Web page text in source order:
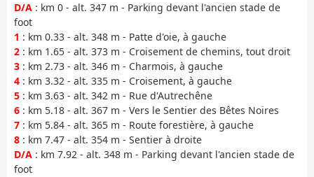
D/A : km 0 - alt. 347 m - Parking devant l'ancien stade de
foot
1 : km 0.33 - alt. 348 m - Patte d'oie, à gauche
2 : km 1.65 - alt. 373 m - Croisement de chemins, tout droit
3 : km 2.73 - alt. 346 m - Charmois, à gauche
4 : km 3.32 - alt. 335 m - Croisement, à gauche
5 : km 3.63 - alt. 342 m - Rue d'Autrechêne
6 : km 5.18 - alt. 367 m - Vers le Sentier des Bêtes Noires
7 : km 5.84 - alt. 365 m - Route forestière, à gauche
8 : km 7.47 - alt. 354 m - Sentier à droite
D/A : km 7.92 - alt. 348 m - Parking devant l'ancien stade de
foot